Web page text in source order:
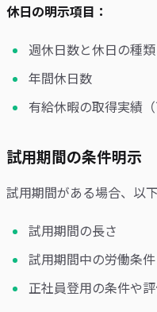
休日の明示項目：
週休日数と休日の種
年間休日数
有給休暇の取得実績（
試用期間の条件明示
試用期間がある場合、以
試用期間の長さ
試用期間中の労働条件
正社員登用の条件や